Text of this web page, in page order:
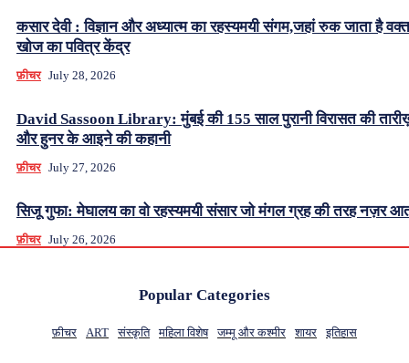
कसार देवी : विज्ञान और अध्यात्म का रहस्यमयी संगम,जहां रुक जाता है
खोज का पवित्र केंद्र
फ़ीचर July 28, 2026
David Sassoon Library: मुंबई की 155 साल पुरानी विरासत की
और हुनर के आइने की कहानी
फ़ीचर July 27, 2026
सिजू गुफा: मेघालय का वो रहस्यमयी संसार जो मंगल ग्रह की तरह नज़र
फ़ीचर July 26, 2026
Popular Categories
फ़ीचर ART संस्कृति महिला विशेष जम्मू और कश्मीर शायर इतिहास